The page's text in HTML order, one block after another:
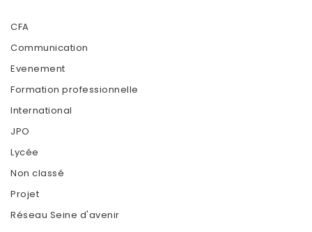
CFA
Communication
Evenement
Formation professionnelle
International
JPO
Lycée
Non classé
Projet
Réseau Seine d'avenir